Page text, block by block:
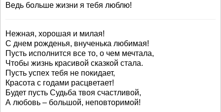
Ведь больше жизни я тебя люблю!
Нежная, хорошая и милая!
С днем рожденья, внученька любимая!
Пусть исполнится все то, о чем мечтала,
Чтобы жизнь красивой сказкой стала.
Пусть успех тебя не покидает,
Красота с годами расцветает!
Будет пусть Судьба твоя счастливой,
А любовь – большой, неповторимой!